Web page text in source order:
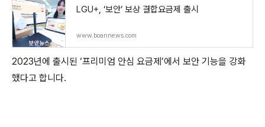
LGU+, ‘보안’ 보상 결합요금제 출시
www.boannews.com
2023년에 출시된 ‘프리미엄 안심 요금제’에서 보안 기능을 강화
했다고 합니다.